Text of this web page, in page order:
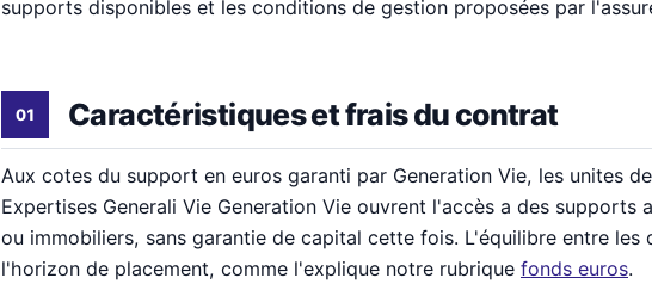
supports disponibles et les conditions de gestion proposées par
Caractéristiques et frais du contrat
Aux cotes du support en euros garanti par Generation Vie, les unites
Expertises Generali Vie Generation Vie ouvrent l'accès a des supports
ou immobiliers, sans garantie de capital cette fois. L'équilibre entre les
l'horizon de placement, comme l'explique notre rubrique fonds euros.